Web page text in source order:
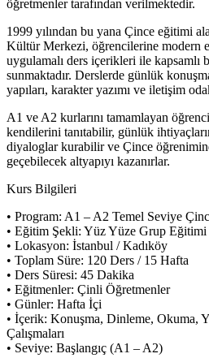
öğretmenler tarafından verilmektedir.
1999 yılından bu yana Çince eğitimi
Kültür Merkezi, öğrencilerine modern
uygulamalı ders içerikleri ile kapsamlı
sunmaktadır. Derslerde günlük
yapıları, karakter yazımı ve iletişim
A1 ve A2 kurlarını tamamlayan
kendilerini tanıtabilir, günlük
diyaloglar kurabilir ve Çince
geçebilecek altyapıyı kazanırlar.
Kurs Bilgileri
• Program: A1 – A2 Temel Seviye
• Eğitim Şekli: Yüz Yüze Grup Eğitimi
• Lokasyon: İstanbul / Kadıköy
• Toplam Süre: 120 Ders / 15 Hafta
• Ders Süresi: 45 Dakika
• Eğitmenler: Çinli Öğretmenler
• Günler: Hafta İçi
• İçerik: Konuşma, Dinleme, Okuma,
Çalışmaları
• Seviye: Başlangıç (A1 – A2)